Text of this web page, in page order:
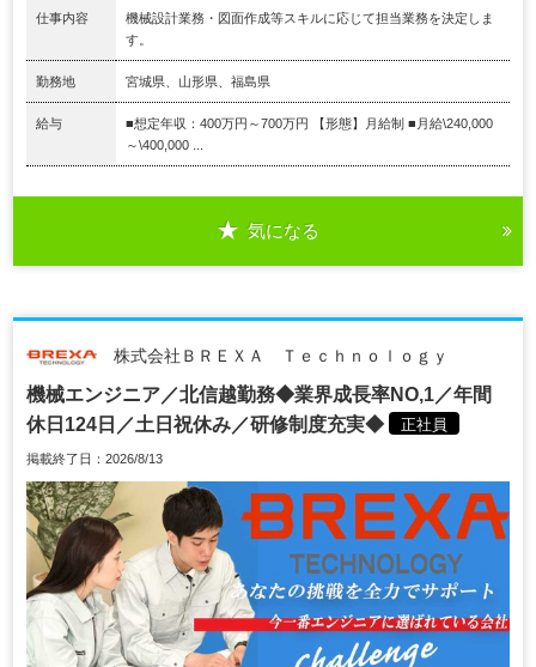
仕事内容
機械設計業務・図面作成等スキルに応じて担当業務を決定しま
す。
勤務地 宮城県、山形県、福島県
給与
■想定年収：400万円～700万円 【形態】月給制 ■月給\240,000
～\400,000 ...
気になる
株式会社ＢＲＥＸＡ Ｔｅｃｈｎｏｌｏｇｙ
機械エンジニア／北信越勤務◆業界成長率NO,1／年間
休日124日／土日祝休み／研修制度充実◆
正社員
掲載終了日：2026/8/13